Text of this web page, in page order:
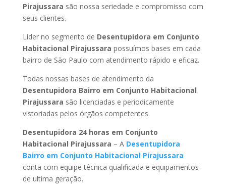
Pirajussara são nossa seriedade e compromisso com
seus clientes.
Líder no segmento de Desentupidora em Conjunto
Habitacional Pirajussara possuímos bases em cada
bairro de São Paulo com atendimento rápido e eficaz.
Todas nossas bases de atendimento da
Desentupidora Bairro em Conjunto Habitacional
Pirajussara são licenciadas e periodicamente
vistoriadas pelos órgãos competentes.
Desentupidora 24 horas em Conjunto
Habitacional Pirajussara – A Desentupidora
Bairro em Conjunto Habitacional Pirajussara
conta com equipe técnica qualificada e equipamentos
de ultima geração.